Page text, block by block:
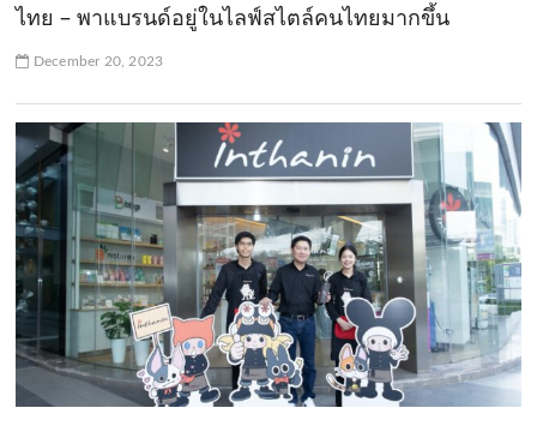
ไทย – พาแบรนด์อยู่ในไลฟ์สไตล์คนไทยมากขึ้น
December 20, 2023